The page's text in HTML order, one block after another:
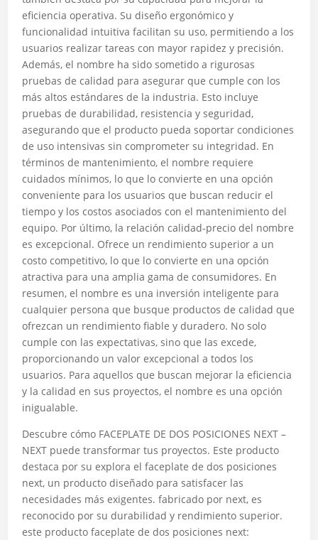
eficiencia operativa. Su diseño ergonómico y
funcionalidad intuitiva facilitan su uso, permitiendo a los
usuarios realizar tareas con mayor rapidez y precisión.
Además, el nombre ha sido sometido a rigurosas
pruebas de calidad para asegurar que cumple con los
más altos estándares de la industria. Esto incluye
pruebas de durabilidad, resistencia y seguridad,
asegurando que el producto pueda soportar condiciones
de uso intensivas sin comprometer su integridad. En
términos de mantenimiento, el nombre requiere
cuidados mínimos, lo que lo convierte en una opción
conveniente para los usuarios que buscan reducir el
tiempo y los costos asociados con el mantenimiento del
equipo. Por último, la relación calidad-precio del nombre
es excepcional. Ofrece un rendimiento superior a un
costo competitivo, lo que lo convierte en una opción
atractiva para una amplia gama de consumidores. En
resumen, el nombre es una inversión inteligente para
cualquier persona que busque productos de calidad que
ofrezcan un rendimiento fiable y duradero. No solo
cumple con las expectativas, sino que las excede,
proporcionando un valor excepcional a todos los
usuarios. Para aquellos que buscan mejorar la eficiencia
y la calidad en sus proyectos, el nombre es una opción
inigualable.
Descubre cómo FACEPLATE DE DOS POSICIONES NEXT –
NEXT puede transformar tus proyectos. Este producto
destaca por su explora el faceplate de dos posiciones
next, un producto diseñado para satisfacer las
necesidades más exigentes. fabricado por next, es
reconocido por su durabilidad y rendimiento superior.
este producto faceplate de dos posiciones next: